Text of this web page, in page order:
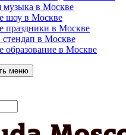
музыка в Москве
шоу в Москве
праздники в Москве
стендап в Москве
образование в Москве
меню